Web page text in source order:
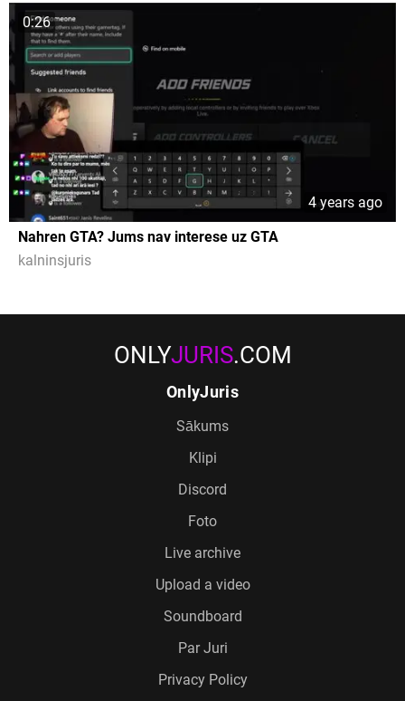
0:26
4 years ago
Nahren GTA? Jums nav interese uz GTA
kalninsjuris
ONLYJURIS.COM
OnlyJuris
Sākums
Klipi
Discord
Foto
Live archive
Upload a video
Soundboard
Par Juri
Privacy Policy